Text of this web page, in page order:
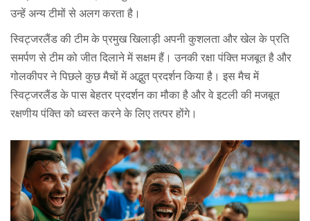
उन्हें अन्य टीमों से अलग करता है।
स्विट्जरलैंड की टीम के प्रमुख खिलाड़ी अपनी कुशलता और खेल के प्रति
समर्पण से टीम को जीत दिलाने में सक्षम हैं। उनकी रक्षा पंक्ति मजबूत है और
गोलकीपर ने पिछले कुछ मैचों में अद्भुत प्रदर्शन किया है। इस मैच में
स्विट्जरलैंड के पास बेहतर प्रदर्शन का मौका है और वे इटली की मजबूत
रक्षणीय पंक्ति को ध्वस्त करने के लिए तत्पर होंगे।